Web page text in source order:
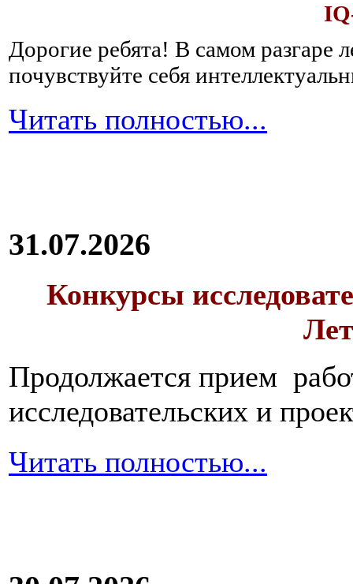
Дорогие ребята! В самом разгаре
почувствуйте себя
Читать полностью...
31.07.2026
Конкурсы
Продолжается прием
исследовательских и
Читать полностью...